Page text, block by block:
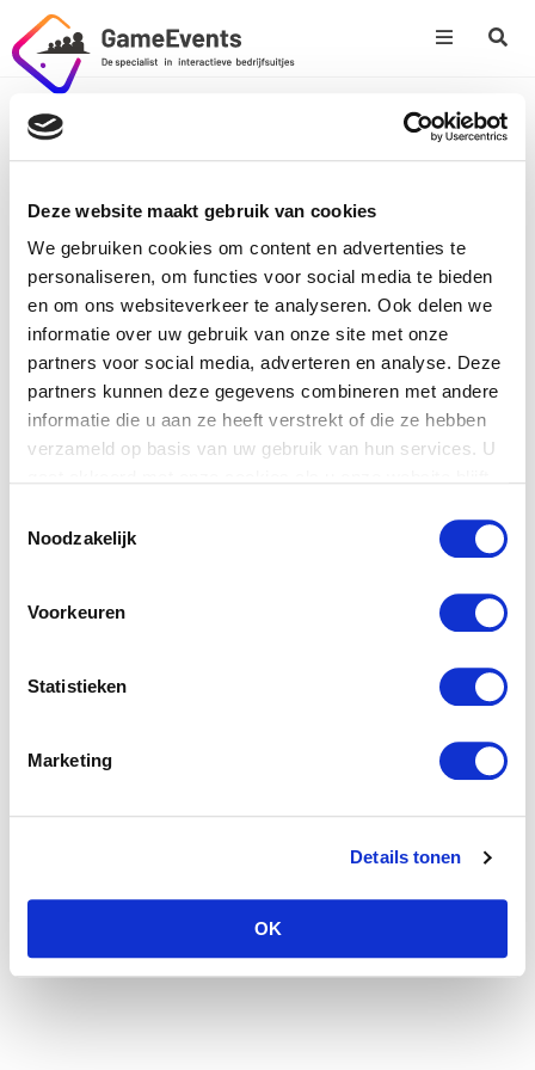
Deze website maakt gebruik van cookies
We gebruiken cookies om content en advertenties te
personaliseren, om functies voor social media te bieden
en om ons websiteverkeer te analyseren. Ook delen we
informatie over uw gebruik van onze site met onze
partners voor social media, adverteren en analyse. Deze
partners kunnen deze gegevens combineren met andere
informatie die u aan ze heeft verstrekt of die ze hebben
verzameld op basis van uw gebruik van hun services. U
Noodzakelijk
Voorkeuren
Statistieken
Marketing
Details tonen
OK
Populaire pagina’s
Online Games
Over ons
Partners
Contact